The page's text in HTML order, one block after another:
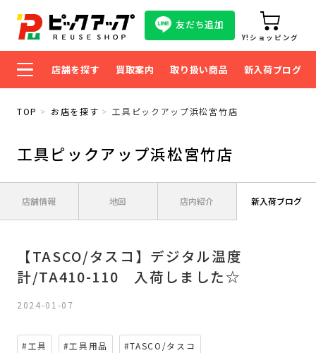
友だち追加
Y!ショッピング
店舗を探す 買取案内 取り扱い商品 新入荷ブログ
TOP お店を探す 工具ピックアップ浜松宮竹店
工具ピックアップ浜松宮竹店
店舗情報 地図 店内紹介 新入荷ブログ
【TASCO/タスコ】デジタル温度
計/TA410-110 入荷しました☆
2024-01-07
#工具 #工具用品 #TASCO/タスコ